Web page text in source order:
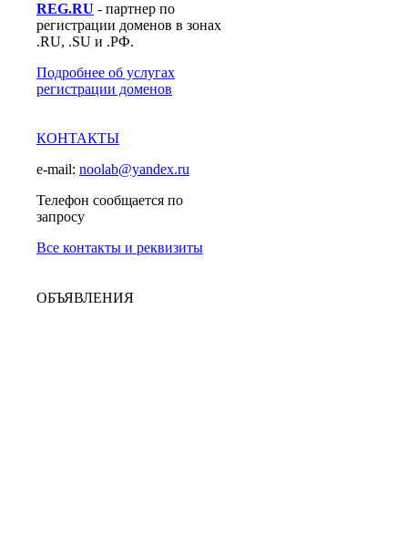
REG.RU - партнер по
регистрации доменов в зонах
.RU, .SU и .РФ.
Подробнее об услугах
регистрации доменов
КОНТАКТЫ
e-mail: noolab@yandex.ru
Телефон сообщается по
запросу
Все контакты и реквизиты
ОБЪЯВЛЕНИЯ